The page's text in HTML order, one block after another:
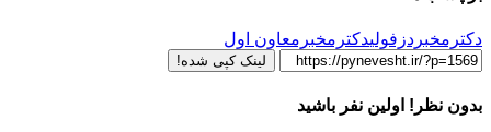
دکترمخبردزفولیدکترمخبرمعاون اول
لینک کپی شده!
بدون نظر! اولین نفر باشید